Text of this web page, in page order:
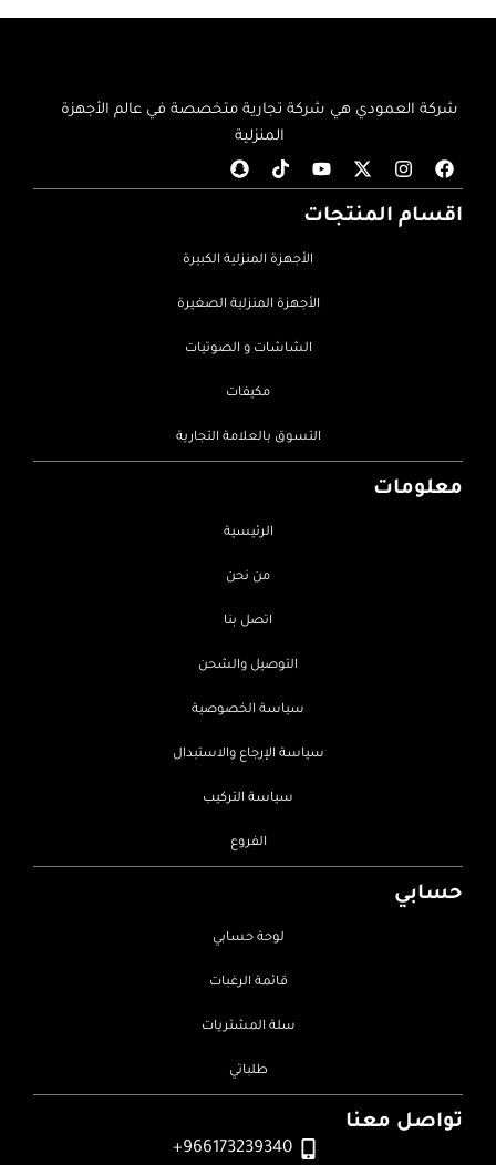
شركة العمودي هي شركة تجارية متخصصة في عالم الأجهزة
المنزلية
اقسام المنتجات
الأجهزة المنزلية الكبيرة
الأجهزة المنزلية الصغيرة
الشاشات و الصوتيات
مكيفات
التسوق بالعلامة التجارية
معلومات
الرئيسية
من نحن
اتصل بنا
التوصيل والشحن
سياسة الخصوصية
سياسة الإرجاع والاستبدال
سياسة التركيب
الفروع
حسابي
لوحة حسابي
قائمة الرغبات
سلة المشتريات
طلباتي
تواصل معنا
966173239340+